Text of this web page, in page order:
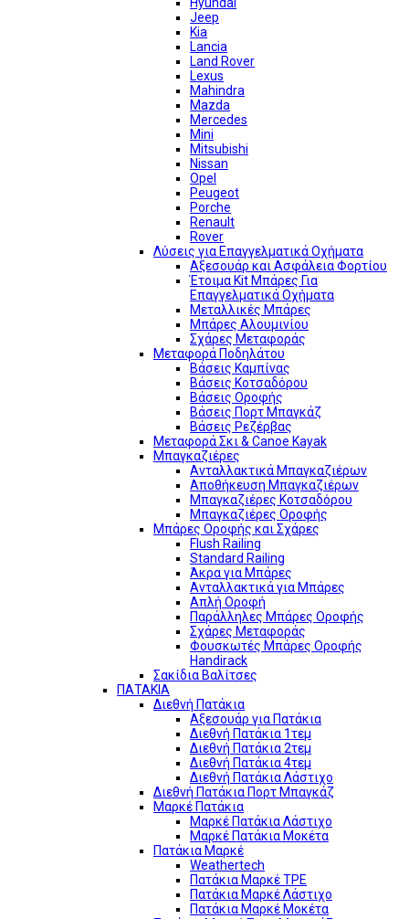
Jeep
Kia
Lancia
Land Rover
Lexus
Mahindra
Mazda
Mercedes
Mini
Mitsubishi
Nissan
Opel
Peugeot
Porche
Renault
Rover
Λύσεις για Επαγγελματικά Οχήματα
Αξεσουάρ και Ασφάλεια Φορτίου
Έτοιμα Kit Μπάρες Για
Επαγγελματικά Οχήματα
Μεταλλικές Μπάρες
Μπάρες Αλουμινίου
Σχάρες Μεταφοράς
Μεταφορά Ποδηλάτου
Βάσεις Καμπίνας
Βάσεις Κοτσαδόρου
Βάσεις Οροφής
Βάσεις Πορτ Μπαγκάζ
Βάσεις Ρεζέρβας
Μεταφορά Σκι & Canoe Kayak
Μπαγκαζιέρες
Ανταλλακτικά Μπαγκαζιέρων
Αποθήκευση Μπαγκαζιέρων
Μπαγκαζιέρες Κοτσαδόρου
Μπαγκαζιέρες Οροφής
Μπάρες Οροφής και Σχάρες
Flush Railing
Standard Railing
Άκρα για Μπάρες
Ανταλλακτικά για Μπάρες
Απλή Οροφή
Παράλληλες Μπάρες Οροφής
Σχάρες Μεταφοράς
Φουσκωτές Μπάρες Οροφής
Handirack
Σακίδια Βαλίτσες
ΠΑΤΑΚΙΑ
Διεθνή Πατάκια
Αξεσουάρ για Πατάκια
Διεθνή Πατάκια 1τεμ
Διεθνή Πατάκια 2τεμ
Διεθνή Πατάκια 4τεμ
Διεθνή Πατάκια Λάστιχο
Διεθνή Πατάκια Πορτ Μπαγκάζ
Μαρκέ Πατάκια
Μαρκέ Πατάκια Λάστιχο
Μαρκέ Πατάκια Μοκέτα
Πατάκια Μαρκέ
Weathertech
Πατάκια Μαρκέ TPE
Πατάκια Μαρκέ Λάστιχο
Πατάκια Μαρκέ Μοκέτα